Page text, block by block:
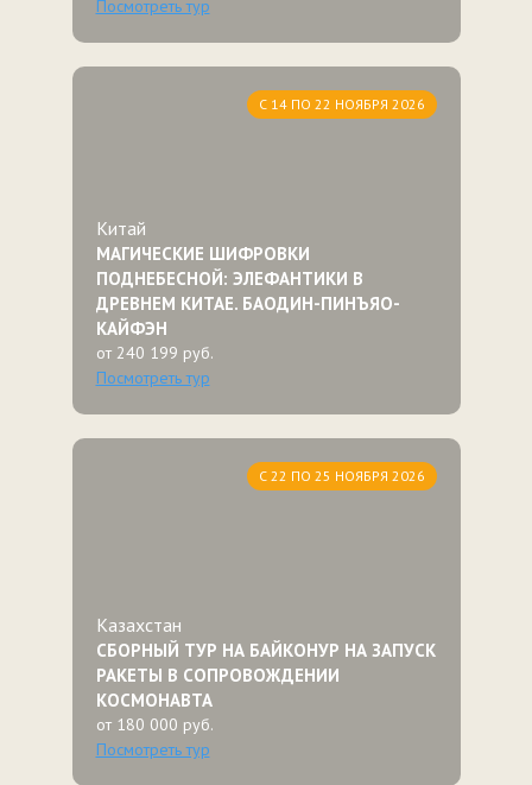
Посмотреть тур
С 14 ПО 22 НОЯБРЯ 2026
Китай
МАГИЧЕСКИЕ ШИФРОВКИ
ПОДНЕБЕСНОЙ: ЭЛЕФАНТИКИ В
ДРЕВНЕМ КИТАЕ. БАОДИН-ПИНЪЯО-
КАЙФЭН
от 240 199 руб.
Посмотреть тур
С 22 ПО 25 НОЯБРЯ 2026
Казахстан
СБОРНЫЙ ТУР НА БАЙКОНУР НА ЗАПУСК
РАКЕТЫ В СОПРОВОЖДЕНИИ
КОСМОНАВТА
от 180 000 руб.
Посмотреть тур